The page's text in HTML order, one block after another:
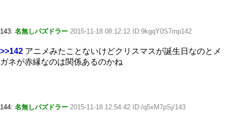
143: 名無しパズドラー 2015-11-18 08:12:12 ID:9kgqY0S7mp142
>>142 アニメみたことないけどクリスマスが誕生日なのとメ
ガネが赤縁なのは関係あるのかね
144: 名無しパズドラー 2015-11-18 12:54:42 ID:/q5xM7pSj/143